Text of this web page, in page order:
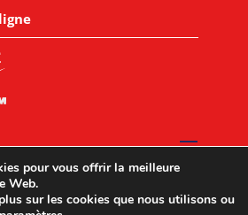
pour vous offrir la meilleure
Web.
sur les cookies que nous utilisons ou